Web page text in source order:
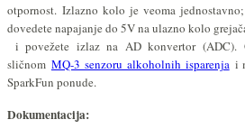
otpornost. Izlazno kolo je veoma
dovedete napajanje do 5V na ulazno kolo
i povežete izlaz na AD konvertor (ADC).
sličnom MQ-3 senzoru alkoholnih isparenjai
SparkFun ponude.
Dokumentacija: